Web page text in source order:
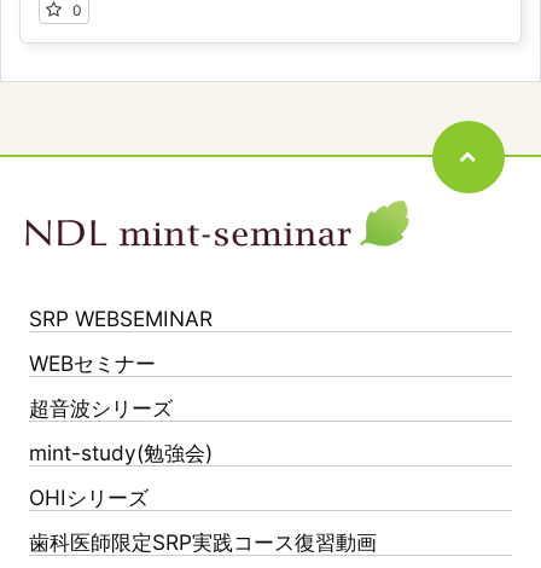
0
SRP WEBSEMINAR
WEBセミナー
超音波シリーズ
mint-study(勉強会)
OHIシリーズ
歯科医師限定SRP実践コース復習動画